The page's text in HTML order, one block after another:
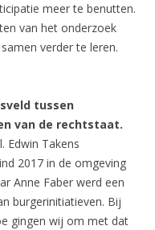
meer te benutten.
van het onderzoek
verder te leren.
tussen
van de rechtstaat.
Edwin Takens
2017 in de omgeving
Anne Faber werd een
burgerinitiatieven. Bij
gingen wij om met dat